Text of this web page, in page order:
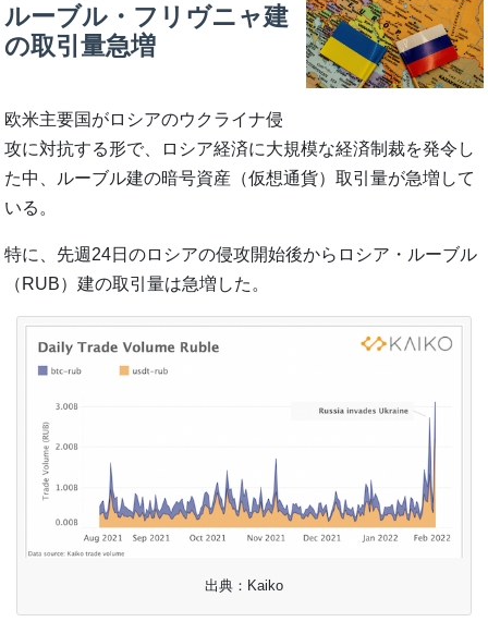
ルーブル・フリヴニャ建
の取引量急増
欧米主要国がロシアのウクライナ侵
攻に対抗する形で、ロシア経済に大規模な経済制裁を発令し
た中、ルーブル建の暗号資産（仮想通貨）取引量が急増して
いる。
特に、先週24日のロシアの侵攻開始後からロシア・ルーブル
（RUB）建の取引量は急増した。
出典：Kaiko